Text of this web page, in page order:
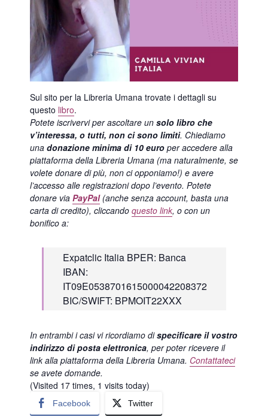
Sul sito per la Libreria Umana trovate i dettagli su
questo libro.
Potete iscrivervi per ascoltare unsolo libro che
v’interessa, o tutti, non ci sono limiti. Chiediamo
unadonazione minima di 10 euro per accedere alla
piattaforma della Libreria Umana (ma naturalmente, se
volete donare di più, non ci opponiamo!) e avere
l’accesso alle registrazioni dopo l’evento. Potete
donare viaPayPal(anche senza account, basta una
carta di credito), cliccandoquesto link, o con un
bonifico a:
Expatclic Italia BPER: Banca
IBAN:
IT09E0538701615000042208372
BIC/SWIFT: BPMOIT22XXX
In entrambi i casi vi ricordiamo dispecificare il vostro
indirizzo di posta elettronica, per poter ricevere il
link alla piattaforma della Libreria Umana. Contattateci
se avete domande.
(Visited 17 times, 1 visits today)
Facebook Twitter